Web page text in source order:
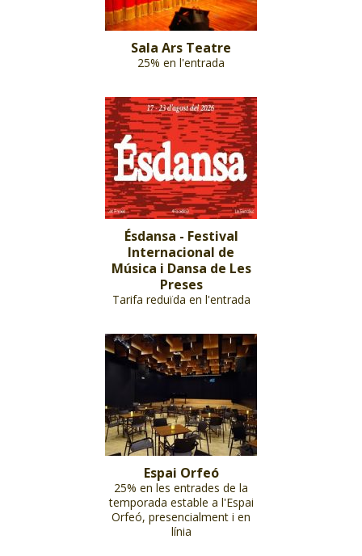
Sala Ars Teatre
25% en l'entrada
Ésdansa - Festival
Internacional de
Música i Dansa de Les
Preses
Tarifa reduïda en l'entrada
Espai Orfeó
25% en les entrades de la
temporada estable a l'Espai
Orfeó, presencialment i en
línia